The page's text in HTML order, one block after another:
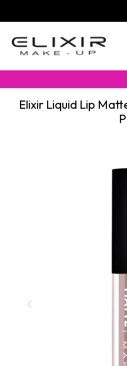
Elixir Liquid Lip